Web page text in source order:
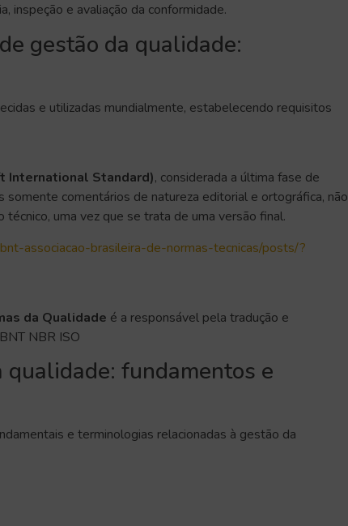
inspeção e avaliação da conformidade.
gestão da qualidade:
e utilizadas mundialmente, estabelecendo requisitos
International Standard), considerada a última fase de
somente comentários de natureza editorial e ortográfica, não
uma vez que se trata de uma versão final.
associacao-brasileira-de-normas-tecnicas/posts/?
da Qualidade é a responsável pela tradução e
NBR ISO
fundamentos e
e terminologias relacionadas à gestão da